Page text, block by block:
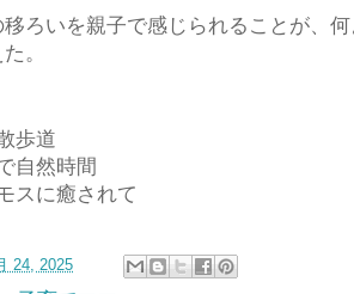
ろいを親子で感じられることが、
。
歩道
自然時間
スに癒されて
24, 2025